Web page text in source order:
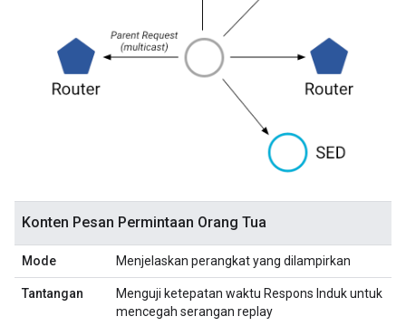
Konten Pesan Permintaan Orang Tua
Mode Menjelaskan perangkat yang dilampirkan
Tantangan
Menguji ketepatan waktu Respons Induk untuk
mencegah serangan replay